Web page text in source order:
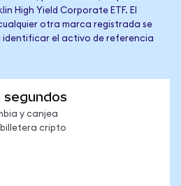
High Yield Corporate ETF. El
otra marca registrada se
identificar el activo de referencia
segundos
y canjea
billetera cripto